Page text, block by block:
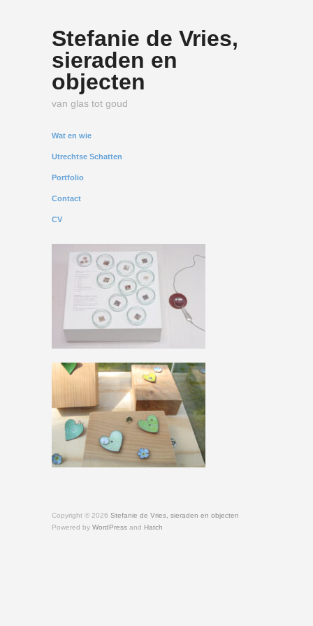
Stefanie de Vries,
sieraden en
objecten
van glas tot goud
Wat en wie
Utrechtse Schatten
Portfolio
Contact
CV
Copyright © 2026 Stefanie de Vries, sieraden en objecten
Powered by WordPress and Hatch